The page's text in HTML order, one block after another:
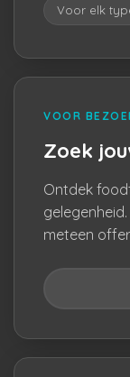
Voor elk
VOOR
Zoek
Ontdek
meteen